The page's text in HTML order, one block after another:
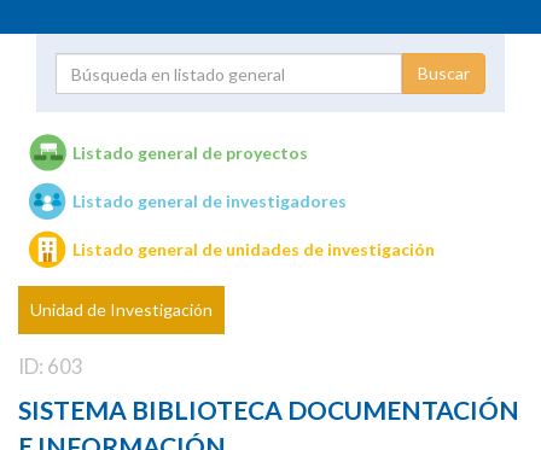
Unidades de investigación
Listado general de proyectos
Listado general de investigadores
Listado general de unidades de investigación
Unidad de Investigación
ID: 603
SISTEMA BIBLIOTECA DOCUMENTACIÓN